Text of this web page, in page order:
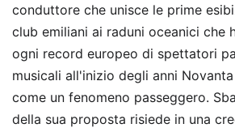
conduttore che unisce le prime
club emiliani ai raduni oceanici che
ogni record europeo di spettatori
musicali all'inizio degli anni
come un fenomeno passeggero.
della sua proposta risiede in una